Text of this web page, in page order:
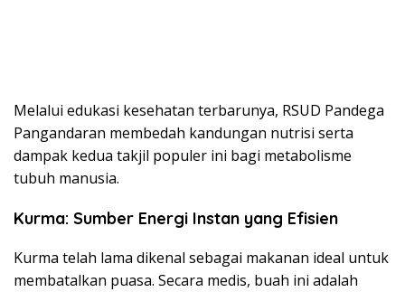
Melalui edukasi kesehatan terbarunya, RSUD Pandega
Pangandaran membedah kandungan nutrisi serta
dampak kedua takjil populer ini bagi metabolisme
tubuh manusia.
Kurma: Sumber Energi Instan yang Efisien
Kurma telah lama dikenal sebagai makanan ideal untuk
membatalkan puasa. Secara medis, buah ini adalah